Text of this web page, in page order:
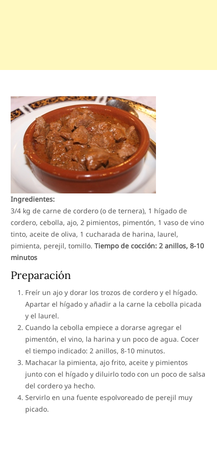
Ingredientes:
3/4 kg de carne de cordero (o de ternera), 1 hígado de
cordero, cebolla, ajo, 2 pimientos, pimentón, 1 vaso de vino
tinto, aceite de oliva, 1 cucharada de harina, laurel,
pimienta, perejil, tomillo.Tiempo de cocción: 2 anillos, 8-10
minutos
Preparación
Freír un ajo y dorar los trozos de cordero y el hígado.
Apartar el hígado y añadir a la carne la cebolla picada
y el laurel.
Cuando la cebolla empiece a dorarse agregar el
pimentón, el vino, la harina y un poco de agua. Cocer
el tiempo indicado: 2 anillos, 8-10 minutos.
Machacar la pimienta, ajo frito, aceite y pimientos
junto con el hígado y diluirlo todo con un poco de salsa
del cordero ya hecho.
Servirlo en una fuente espolvoreado de perejil muy
picado.